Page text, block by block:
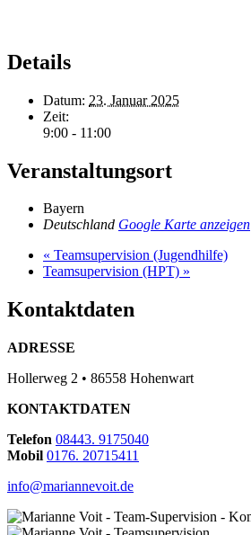
Details
Datum: 23. Januar 2025
Zeit:
9:00 - 11:00
Veranstaltungsort
Bayern
Deutschland Google Karte anzeigen
« Teamsupervision (Jugendhilfe)
Teamsupervision (HPT) »
Kontaktdaten
ADRESSE
Hollerweg 2 • 86558 Hohenwart
KONTAKTDATEN
Telefon 08443. 9175040
Mobil 0176. 20715411
info@mariannevoit.de